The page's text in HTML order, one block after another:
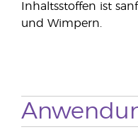
Inhaltsstoffen ist
und Wimpern.